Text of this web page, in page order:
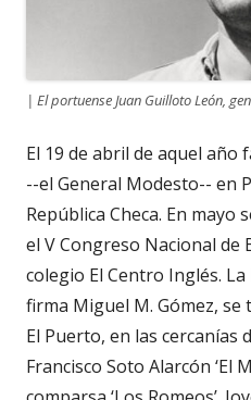
| El portuense Juan Guilloto León,
El 19 de abril de aquel año
--el General Modesto-- en
República Checa. En mayo
el V Congreso Nacional de
colegio El Centro Inglés.
firma Miguel M. Gómez, se
El Puerto, en las cercanías
Francisco Soto Alarcón ‘El